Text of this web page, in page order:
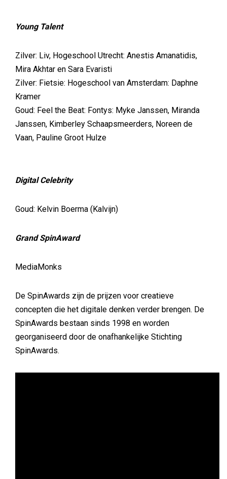
Young Talent
Zilver: Liv, Hogeschool Utrecht: Anestis Amanatidis,
Mira Akhtar en Sara Evaristi
Zilver: Fietsie: Hogeschool van Amsterdam: Daphne
Kramer
Goud: Feel the Beat: Fontys: Myke Janssen, Miranda
Janssen, Kimberley Schaapsmeerders, Noreen de
Vaan, Pauline Groot Hulze
Digital Celebrity
Goud: Kelvin Boerma (Kalvijn)
Grand SpinAward
MediaMonks
De SpinAwards zijn de prijzen voor creatieve
concepten die het digitale denken verder brengen. De
SpinAwards bestaan sinds 1998 en worden
georganiseerd door de onafhankelijke Stichting
SpinAwards.